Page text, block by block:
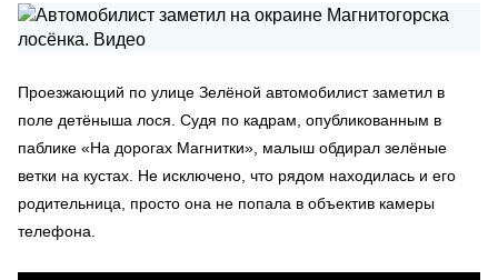
Проезжающий по улице Зелёной автомобилист заметил в
поле детёныша лося. Судя по кадрам, опубликованным в
паблике «На дорогах Магнитки», малыш обдирал зелёные
ветки на кустах. Не исключено, что рядом находилась и его
родительница, просто она не попала в объектив камеры
телефона.